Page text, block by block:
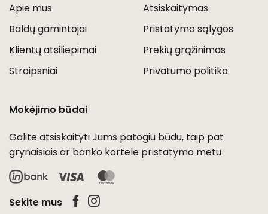
Apie mus
Baldų gamintojai
Klientų atsiliepimai
Straipsniai
Atsiskaitymas
Pristatymo sąlygos
Prekių grąžinimas
Privatumo politika
Mokėjimo būdai
Galite atsiskaityti Jums patogiu būdu, taip pat
grynaisiais ar banko kortele pristatymo metu
Visa
Sekite mus